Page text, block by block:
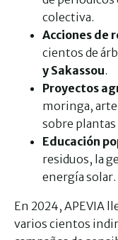
colectiva.
Acciones de
cientos de
y Sakassou.
Proyectos
moringa,
sobre
Educación
residuos, la
energía solar.
En 2024, APEVIA
varios cientos